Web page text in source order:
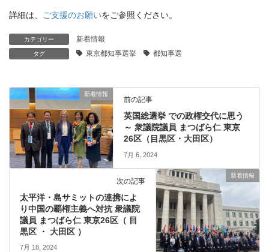
詳細は、 ご支援のお願いをご参照ください。
カテゴリー 新着情報
タグ 東京都知事選挙 都知事選
新着情報
前の記事
英国総選挙 での政権交代に思う
～ 衆議院議員 まつばら仁 東京
26区（目黒区・大田区）
7月 6, 2024
新着情報
次の記事
太平洋・島サミットの連携によ
り中国の覇権主義へ対抗 衆議院
議員 まつばら仁 東京26区（ 目
黒区 ・ 大田区 ）
7月 18, 2024